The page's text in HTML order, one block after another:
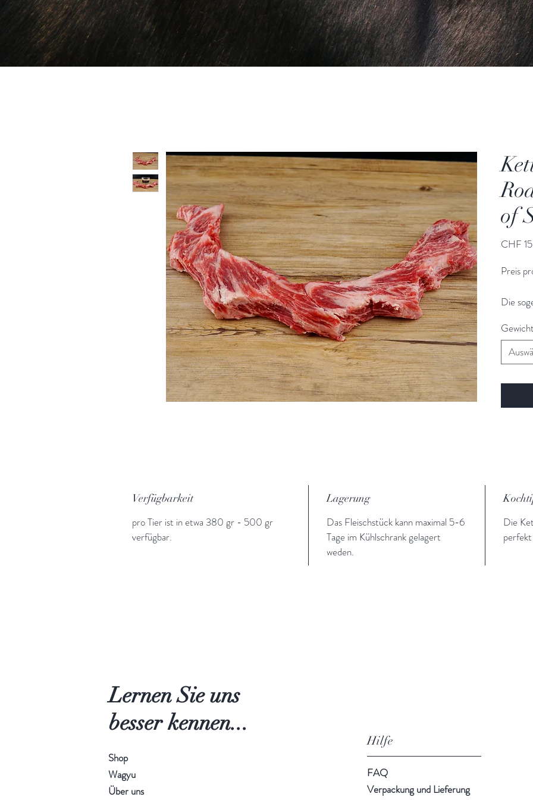
of
CHF
Preis
Die
handelt
Gewicht
Verfügbarkeit
pro Tier ist in etwa 380 gr - 500 gr
verfügbar.
Lagerung
Das Fleischstück kann maximal 5-6
Tage im Kühlschrank gelagert
weden.
Die
Lernen Sie uns
besserkennen...
Shop
Wagyu
Über uns
Hilfe
FAQ
Verpackung und Lieferung